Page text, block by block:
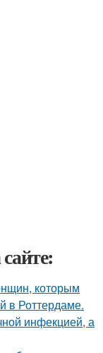
которым
в Роттердаме.
инфекцией, а